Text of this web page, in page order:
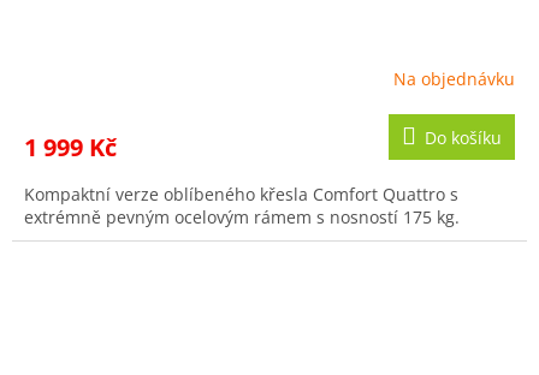
Na objednávku
1 999 Kč Do košíku
Kompaktní verze oblíbeného křesla Comfort Quattro s
extrémně pevným ocelovým rámem s nosností 175 kg.